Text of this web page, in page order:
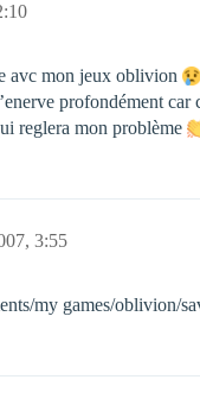
avc mon jeux oblivion
profondément
reglera mon problème
3:55
my games/oblivion/